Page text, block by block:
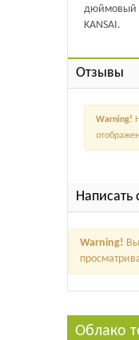
KANSAI.
Отзывы
Warning!
Написать
Warning!
Облако